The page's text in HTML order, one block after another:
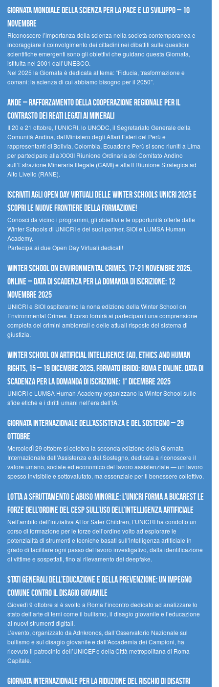
Giornata mondiale della scienza per la pace e lo sviluppo – 10
novembre
Riconoscere l’importanza della scienza nella società contemporanea e
incoraggiare il coinvolgimento dei cittadini nei dibattiti sulle questioni
scientifiche emergenti sono gli obiettivi che guidano questa Giornata,
istituita nel 2001 dall’UNESCO.
Nel 2025 la Giornata è dedicata al tema: “Fiducia, trasformazione e
domani: la scienza di cui abbiamo bisogno per il 2050”.
Ande – Rafforzamento della cooperazione regionale per il
contrasto dei reati legati ai minerali
Il 20 e 21 ottobre, l’UNICRI, lo UNODC, il Segretariato Generale della
Comunità Andina, dal Ministero degli Affari Esteri del Perù e
rappresentanti di Bolivia, Colombia, Ecuador e Perù si sono riuniti a Lima
per partecipare alla XXXII Riunione Ordinaria del Comitato Andino
sull’Estrazione Mineraria Illegale (CAMI) e alla II Riunione Strategica ad
Alto Livello (RANE).
Iscriviti agli Open Day Virtuali delle Winter Schools UNICRI 2025 e
scopri le nuove frontiere della formazione!
Conosci da vicino i programmi, gli obiettivi e le opportunità offerte dalle
Winter Schools di UNICRI e dei suoi partner, SIOI e LUMSA Human
Academy.
Partecipa ai due Open Day Virtuali dedicati!
Winter School on Environmental Crimes, 17-21 novembre 2025,
Online – Data di scadenza per la domanda di iscrizione: 12
novembre 2025
UNICRI e SIOI ospiteranno la nona edizione della Winter School on
Environmental Crimes. Il corso fornirà ai partecipanti una comprensione
completa dei crimini ambientali e delle attuali risposte del sistema di
giustizia.
Winter School on Artificial Intelligence (AI), Ethics and Human
Rights, 15 – 19 dicembre 2025, Formato Ibrido: Roma e online. Data di
scadenza per la domanda di iscrizione: 1° dicembre 2025
UNICRI e LUMSA Human Academy organizzano la Winter School sulle
sfide etiche e i diritti umani nell’era dell’IA.
Giornata internazionale dell’assistenza e del sostegno – 29
ottobre
MercoledÌ 29 ottobre si celebra la seconda edizione della Giornata
Internazionale dell’Assistenza e del Sostegno, dedicata a riconoscere il
valore umano, sociale ed economico del lavoro assistenziale — un lavoro
spesso invisibile e sottovalutato, ma essenziale per il benessere collettivo.
Lotta a sfruttamento e abuso minorile: l’UNICRI forma a Bucarest le
forze dell’ordine del CESP sull’uso dell’Intelligenza Artificiale
Nell’ambito dell’iniziativa AI for Safer Children, l’UNICRI ha condotto un
corso di formazione per le forze dell’ordine volto ad esplorare le
potenzialità di strumenti e tecniche basati sull’intelligenza artificiale in
grado di facilitare ogni passo del lavoro investigativo, dalla identificazione
di vittime e sospettati, fino al rilevamento dei deepfake.
Stati Generali dell’Educazione e della Prevenzione: un impegno
comune contro il disagio giovanile
Giovedì 9 ottobre si è svolto a Roma l’incontro dedicato ad analizzare lo
stato dell’arte di temi come il bullismo, il disagio giovanile e l’educazione
ai nuovi strumenti digitali.
L’evento, organizzato da Adnkronos, dall’Osservatorio Nazionale sul
bullismo e sul disagio giovanile e dall’Accademia dei Campioni, ha
ricevuto il patrocinio dell’UNICEF e della Città metropolitana di Roma
Capitale.
Giornata internazionale per la riduzione del rischio di disastri